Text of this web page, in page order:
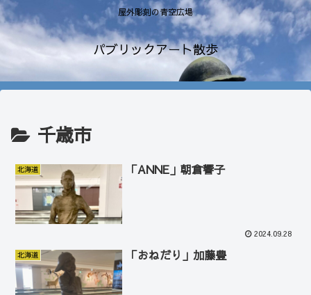
屋外彫刻の青空広場
パブリックアート散歩
千歳市
北海道 「ANNE」朝倉響子
2024.09.28
北海道 「おねだり」加藤豊